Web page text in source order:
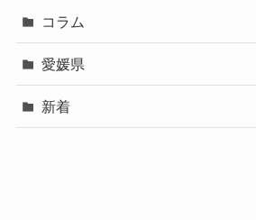
コラム
愛媛県
新着